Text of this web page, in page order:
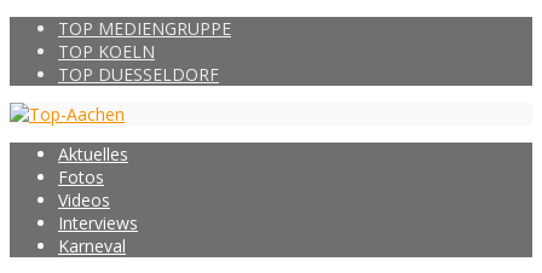
TOP MEDIENGRUPPE
TOP KOELN
TOP DUESSELDORF
Aktuelles
Fotos
Videos
Interviews
Karneval